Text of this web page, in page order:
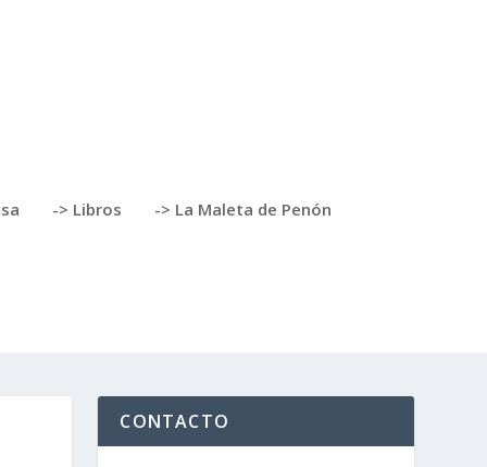
-> Libros -> La Maleta de Penón
CONTACTO